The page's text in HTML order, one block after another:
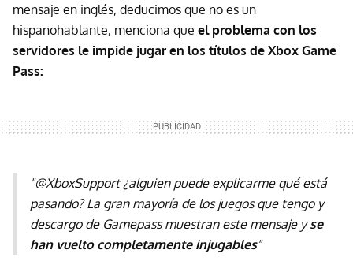
mensaje en inglés, deducimos que no es un
hispanohablante, menciona que el problema con los
servidores le impide jugar en los títulos de Xbox Game
Pass:
"@XboxSupport ¿alguien puede explicarme qué está
pasando? La gran mayoría de los juegos que tengo y
descargo de Gamepass muestran este mensaje yse
han vuelto completamente injugables"